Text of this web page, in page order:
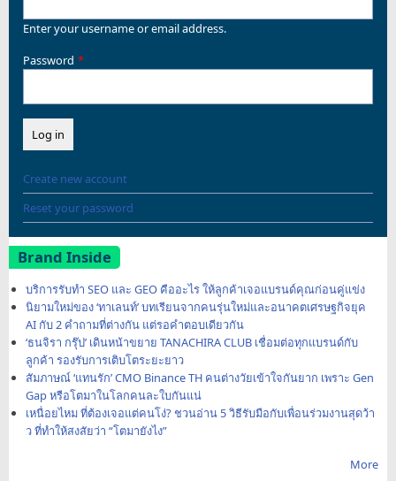
Enter your username or email address.
Password
Create new account
Reset your password
Brand Inside
บริการรับทำ SEO และ GEO คืออะไร ให้ลูกค้าเจอแบรนด์คุณก่อนคู่แข่ง
นิยามใหม่ของ ‘ทาเลนท์’ บทเรียนจากคนรุ่นใหม่และอนาคตเศรษฐกิจยุค
AI กับ 2 คำถามที่ต่างกัน แต่รอคำตอบเดียวกัน
‘ธนจิรา กรุ๊ป’ เดินหน้าขยาย TANACHIRA CLUB เชื่อมต่อทุกแบรนด์กับ
ลูกค้า รองรับการเติบโตระยะยาว
สัมภาษณ์ ‘แทนรัก’ CMO Binance TH คนต่างวัยเข้าใจกันยาก เพราะ Gen
Gap หรือโตมาในโลกคนละใบกันแน่
เหนื่อยไหม ที่ต้องเจอแต่คนโง่? ชวนอ่าน 5 วิธีรับมือกับเพื่อนร่วมงานสุดว้า
ว ที่ทำให้สงสัยว่า “โตมายังไง”
More